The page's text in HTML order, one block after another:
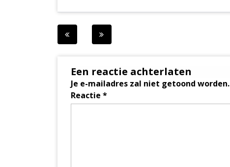
Berichtnavigatie
Een reactie achterlaten
Je e-mailadres zal niet getoond worden.
Reactie *